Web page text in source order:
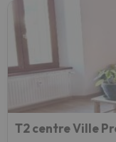
T2 centre Ville